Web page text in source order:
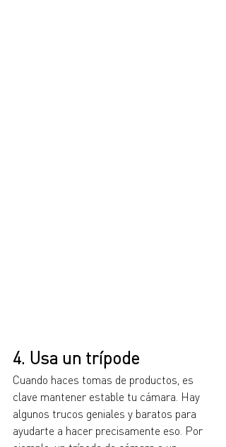
4. Usa un trípode
Cuando haces tomas de productos, es
clave mantener estable tu cámara. Hay
algunos trucos geniales y baratos para
ayudarte a hacer precisamente eso. Por